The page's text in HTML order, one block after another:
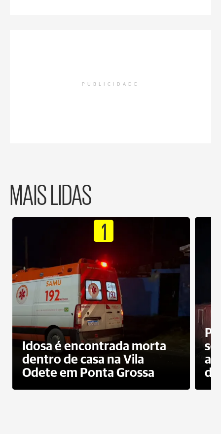
PUBLICIDADE
MAIS LIDAS
1
Idosa é encontrada morta
dentro de casa na Vila
Odete em Ponta Grossa
do